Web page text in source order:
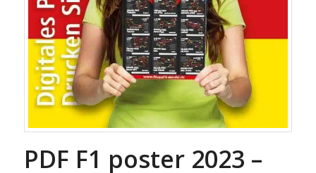
PDF F1 poster 2023 –